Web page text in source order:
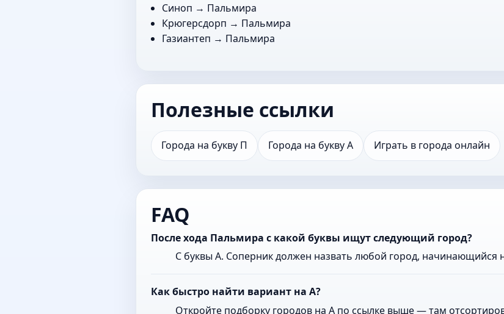
Синоп → Пальмира
Крюгерсдорп → Пальмира
Газиантеп → Пальмира
Полезные ссылки
Города на букву П Города на букву А Играть в города онлайн
FAQ
После хода Пальмира с какой буквы ищут следующий город?
С буквы А. Соперник должен назвать любой город, начинающийся
Как быстро найти вариант на А?
Откройте подборку городов на А по ссылке выше — там